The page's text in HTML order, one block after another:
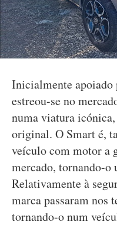
Inicialmente apoiado
estreou-se no
numa viatura
original. O Smart é,
veículo com motor a
mercado, tornando-o
Relativamente à
marca passaram nos
tornando-o num